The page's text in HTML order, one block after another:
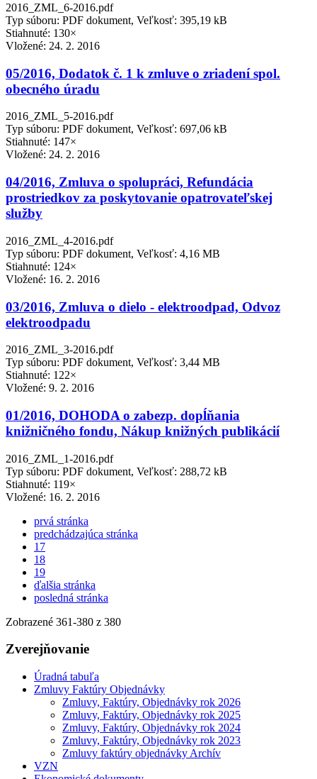
2016_ZML_6-2016.pdf
Typ súboru: PDF dokument, Veľkosť: 395,19 kB
Stiahnuté: 130×
Vložené: 24. 2. 2016
05/2016, Dodatok č. 1 k zmluve o zriadení spol.
obecného úradu
2016_ZML_5-2016.pdf
Typ súboru: PDF dokument, Veľkosť: 697,06 kB
Stiahnuté: 147×
Vložené: 24. 2. 2016
04/2016, Zmluva o spolupráci, Refundácia
prostriedkov za poskytovanie opatrovateľskej
služby
2016_ZML_4-2016.pdf
Typ súboru: PDF dokument, Veľkosť: 4,16 MB
Stiahnuté: 124×
Vložené: 16. 2. 2016
03/2016, Zmluva o dielo - elektroodpad, Odvoz
elektroodpadu
2016_ZML_3-2016.pdf
Typ súboru: PDF dokument, Veľkosť: 3,44 MB
Stiahnuté: 122×
Vložené: 9. 2. 2016
01/2016, DOHODA o zabezp. dopĺňania
knižničného fondu, Nákup knižných publikácií
2016_ZML_1-2016.pdf
Typ súboru: PDF dokument, Veľkosť: 288,72 kB
Stiahnuté: 119×
Vložené: 16. 2. 2016
prvá stránka
predchádzajúca stránka
17
18
19
ďalšia stránka
posledná stránka
Zobrazené 361-380 z 380
Zverejňovanie
Úradná tabuľa
Zmluvy Faktúry Objednávky
Zmluvy, Faktúry, Objednávky rok 2026
Zmluvy, Faktúry, Objednávky rok 2025
Zmluvy, Faktúry, Objednávky rok 2024
Zmluvy, Faktúry, Objednávky rok 2023
Zmluvy faktúry objednávky Archív
VZN